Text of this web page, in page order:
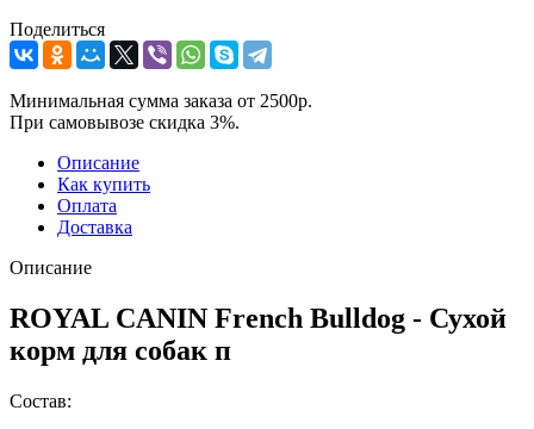
Поделиться
Минимальная сумма заказа от 2500р.
При самовывозе скидка 3%.
Описание
Как купить
Оплата
Доставка
Описание
ROYAL CANIN French Bulldog - Сухой
корм для собак п
Состав: